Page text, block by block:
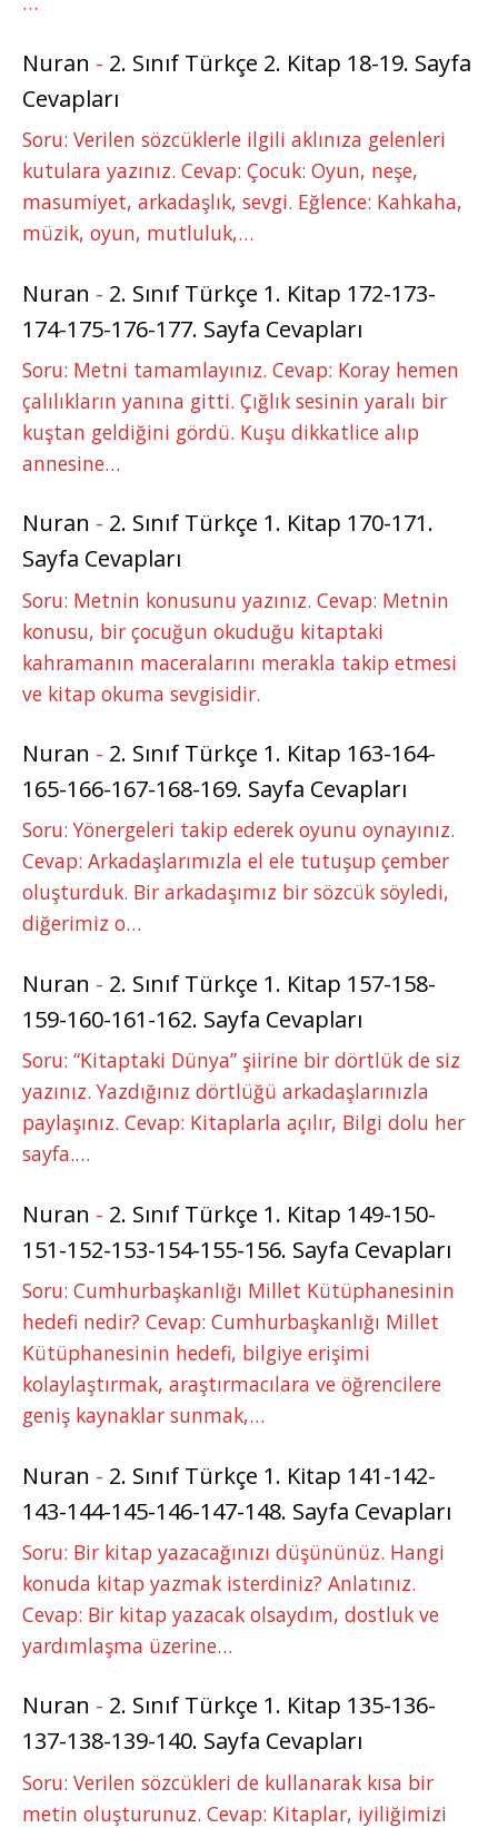
Nuran - 2. Sınıf Türkçe 2. Kitap 18-19. Sayfa
Cevapları
Soru: Verilen sözcüklerle ilgili aklınıza gelenleri
kutulara yazınız. Cevap: Çocuk: Oyun, neşe,
masumiyet, arkadaşlık, sevgi. Eğlence: Kahkaha,
müzik, oyun, mutluluk,…
Nuran - 2. Sınıf Türkçe 1. Kitap 172-173-
174-175-176-177. Sayfa Cevapları
Soru: Metni tamamlayınız. Cevap: Koray hemen
çalılıkların yanına gitti. Çığlık sesinin yaralı bir
kuştan geldiğini gördü. Kuşu dikkatlice alıp
annesine…
Nuran - 2. Sınıf Türkçe 1. Kitap 170-171.
Sayfa Cevapları
Soru: Metnin konusunu yazınız. Cevap: Metnin
konusu, bir çocuğun okuduğu kitaptaki
kahramanın maceralarını merakla takip etmesi
ve kitap okuma sevgisidir.
Nuran - 2. Sınıf Türkçe 1. Kitap 163-164-
165-166-167-168-169. Sayfa Cevapları
Soru: Yönergeleri takip ederek oyunu oynayınız.
Cevap: Arkadaşlarımızla el ele tutuşup çember
oluşturduk. Bir arkadaşımız bir sözcük söyledi,
diğerimiz o…
Nuran - 2. Sınıf Türkçe 1. Kitap 157-158-
159-160-161-162. Sayfa Cevapları
Soru: “Kitaptaki Dünya” şiirine bir dörtlük de siz
yazınız. Yazdığınız dörtlüğü arkadaşlarınızla
paylaşınız. Cevap: Kitaplarla açılır, Bilgi dolu her
sayfa.…
Nuran - 2. Sınıf Türkçe 1. Kitap 149-150-
151-152-153-154-155-156. Sayfa Cevapları
Soru: Cumhurbaşkanlığı Millet Kütüphanesinin
hedefi nedir? Cevap: Cumhurbaşkanlığı Millet
Kütüphanesinin hedefi, bilgiye erişimi
kolaylaştırmak, araştırmacılara ve öğrencilere
geniş kaynaklar sunmak,…
Nuran - 2. Sınıf Türkçe 1. Kitap 141-142-
143-144-145-146-147-148. Sayfa Cevapları
Soru: Bir kitap yazacağınızı düşününüz. Hangi
konuda kitap yazmak isterdiniz? Anlatınız.
Cevap: Bir kitap yazacak olsaydım, dostluk ve
yardımlaşma üzerine…
Nuran - 2. Sınıf Türkçe 1. Kitap 135-136-
137-138-139-140. Sayfa Cevapları
Soru: Verilen sözcükleri de kullanarak kısa bir
metin oluşturunuz. Cevap: Kitaplar, iyiliğimizi